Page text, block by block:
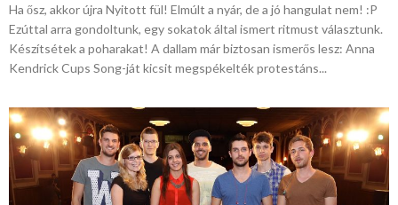
Ha ősz, akkor újra Nyitott fül! Elmúlt a nyár, de a jó hangulat nem! :P
Ezúttal arra gondoltunk, egy sokatok által ismert ritmust választunk.
Készítsétek a poharakat! A dallam már biztosan ismerős lesz: Anna
Kendrick Cups Song-ját kicsit megspékelték protestáns...